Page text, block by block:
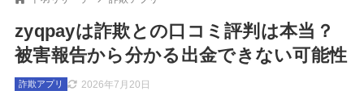
zyqpayは詐欺との口コミ評判は本当？
被害報告から分かる出金できない可能性
2026年7月20日
詐欺アプリ